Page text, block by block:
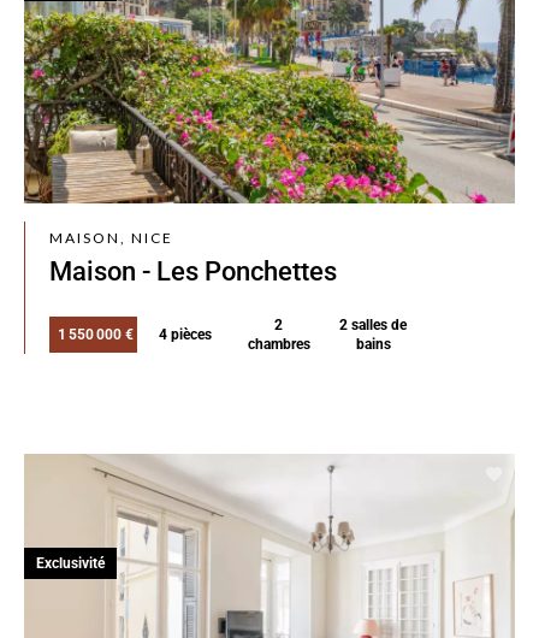
MAISON, NICE
Maison - Les Ponchettes
1 550 000 € 4 pièces
2
chambres
2 salles de
bains
Exclusivité